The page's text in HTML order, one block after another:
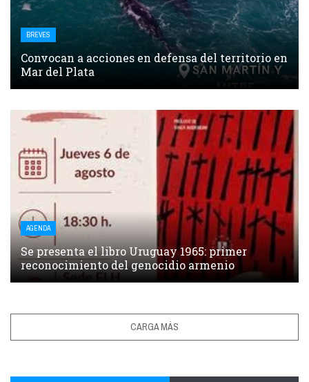
BREVES
Convocan a acciones en defensa del territorio en
Mar del Plata
AGENDA
Se presenta el libro Uruguay 1965: primer
reconocimiento del genocidio armenio
CARGA MÁS